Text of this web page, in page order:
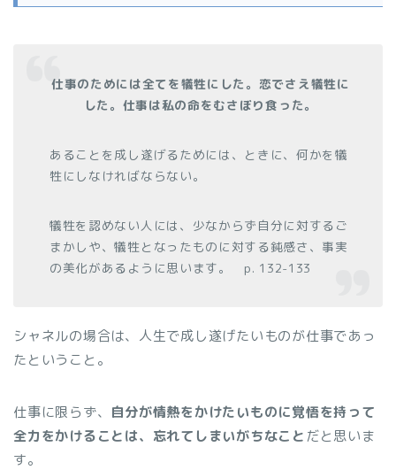
仕事のためには全てを犠牲にした。恋でさえ犠牲に
した。仕事は私の命をむさぼり食った。
あることを成し遂げるためには、ときに、何かを犠
牲にしなければならない。
犠牲を認めない人には、少なからず自分に対するご
まかしや、犠牲となったものに対する鈍感さ、事実
の美化があるように思います。 p. 132-133
シャネルの場合は、人生で成し遂げたいものが仕事であっ
たということ。
仕事に限らず、 自分が情熱をかけたいものに覚悟を持って
全力をかけることは、忘れてしまいがちなこと だと思いま
す。